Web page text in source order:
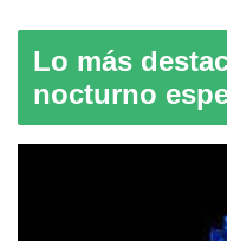
Lo más
nocturno